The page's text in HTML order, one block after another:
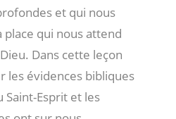
et qui nous
qui nous attend
Dans cette leçon
les évidences bibliques
Saint-Esprit et les